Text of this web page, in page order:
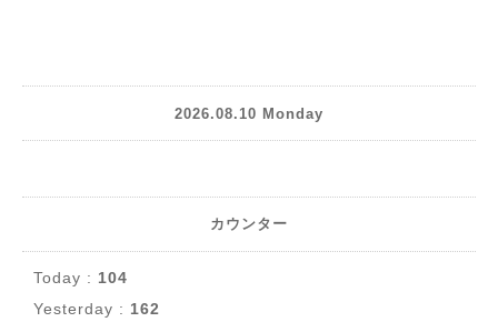
2026.08.10 Monday
カウンター
Today : 104
Yesterday : 162